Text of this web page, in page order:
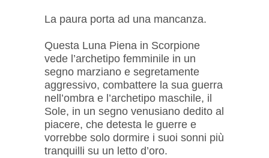
La paura porta ad una mancanza.
Questa Luna Piena in Scorpione
vede l’archetipo femminile in un
segno marziano e segretamente
aggressivo, combattere la sua guerra
nell’ombra e l’archetipo maschile, il
Sole, in un segno venusiano dedito al
piacere, che detesta le guerre e
vorrebbe solo dormire i suoi sonni più
tranquilli su un letto d’oro.